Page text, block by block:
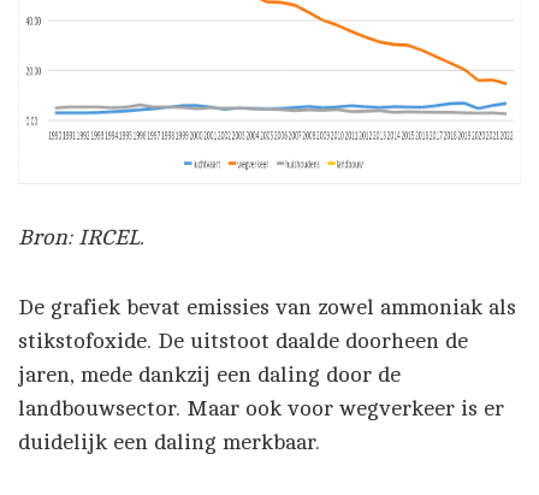
Bron: IRCEL.
De grafiek bevat emissies van zowel ammoniak als
stikstofoxide. De uitstoot daalde doorheen de
jaren, mede dankzij een daling door de
landbouwsector. Maar ook voor wegverkeer is er
duidelijk een daling merkbaar.